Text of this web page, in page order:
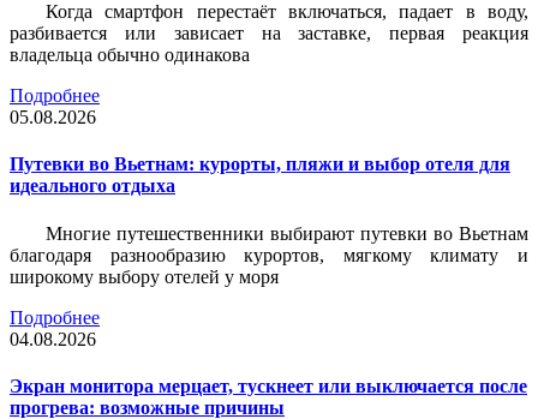
Когда смартфон перестаёт включаться, падает в воду,
разбивается или зависает на заставке, первая реакция
владельца обычно одинакова
Подробнее
05.08.2026
Путевки во Вьетнам: курорты, пляжи и выбор отеля для
идеального отдыха
Многие путешественники выбирают путевки во Вьетнам
благодаря разнообразию курортов, мягкому климату и
широкому выбору отелей у моря
Подробнее
04.08.2026
Экран монитора мерцает, тускнеет или выключается после
прогрева: возможные причины